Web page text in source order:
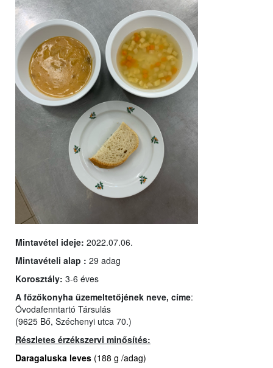
Mintavétel ideje: 2022.07.06.
Mintavételi alap : 29 adag
Korosztály: 3-6 éves
A főzőkonyha üzemeltetőjének neve, címe:
Óvodafenntartó Társulás
(9625 Bő, Széchenyi utca 70.)
Részletes érzékszervi minősítés:
Daragaluska leves (188 g /adag)